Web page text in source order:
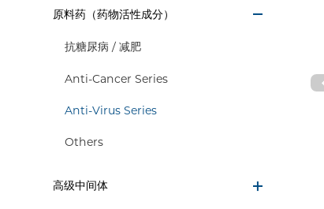
原料药（药物活性成分）
抗糖尿病 / 减肥
Anti-Cancer Series
Anti-Virus Series
Others
高级中间体